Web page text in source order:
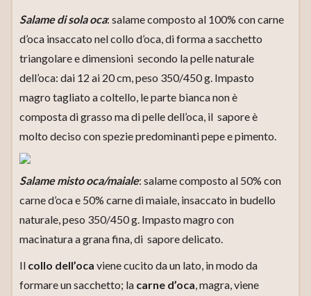
Salame di sola oca: salame composto al 100% con carne
d’oca insaccato nel collo d’oca, di forma a sacchetto
triangolare e dimensioni secondo la pelle naturale
dell’oca: dai 12 ai 20 cm, peso 350/450 g. Impasto
magro tagliato a coltello, le parte bianca non è
composta di grasso ma di pelle dell’oca, il sapore è
molto deciso con spezie predominanti pepe e pimento.
Salame misto oca/maiale: salame composto al 50% con
carne d’oca e 50% carne di maiale, insaccato in budello
naturale, peso 350/450 g. Impasto magro con
macinatura a grana fina, di sapore delicato.
Il collo dell’oca viene cucito da un lato, in modo da
formare un sacchetto; la carne d’oca , magra, viene